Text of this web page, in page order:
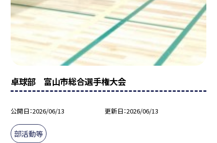
卓球部 富山市総合選手権大会
公開日 2026/06/13 更新日 2026/06/13
部活動等